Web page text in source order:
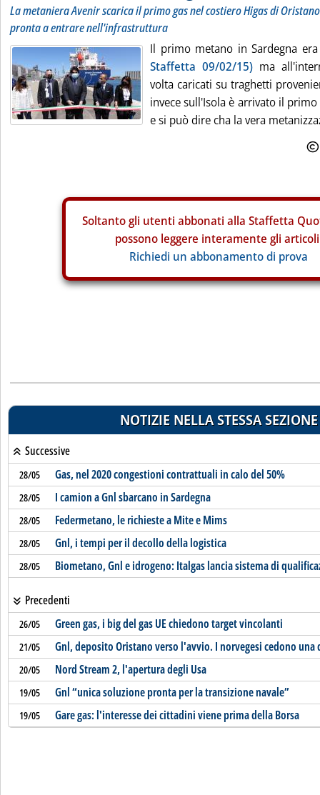
La metaniera Avenir scarica il primo gas nel costiero Higas di
pronta a entrare nell'infrastruttura
Il primo metano in Sardegna
Staffetta 09/02/15)ma
volta caricati su traghetti
invece sull'Isola è arrivato il
e si può dire cha la vera
Soltanto gli utenti abbonati alla Staffetta
possono leggere interamente gli
Richiedi un abbonamento di prova
NOTIZIE NELLA STESSA SEZIONE
Successive
28/05 Gas, nel 2020 congestioni contrattuali in calo del 50%
28/05 I camion a Gnl sbarcano in Sardegna
28/05 Federmetano, le richieste a Mite e Mims
28/05 Gnl, i tempi per il decollo della logistica
28/05 Biometano, Gnl e idrogeno: Italgas lancia sistema di
Precedenti
26/05 Green gas, i big del gas UE chiedono target vincolanti
21/05 Gnl, deposito Oristano verso l'avvio. I norvegesi cedono una
20/05 Nord Stream 2, l'apertura degli Usa
19/05 Gnl “unica soluzione pronta per la transizione navale”
19/05 Gare gas: l'interesse dei cittadini viene prima della Borsa